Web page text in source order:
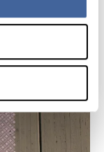
hulp nodig
écht je hulp